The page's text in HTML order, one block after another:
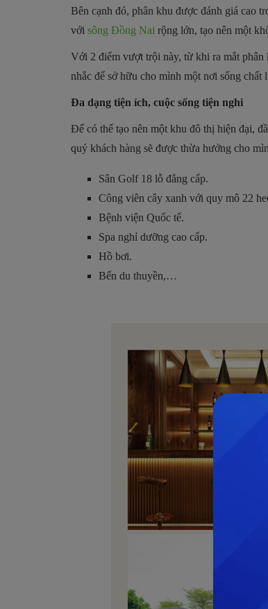
Bên cạnh đó, phân khu được đánh giá cao
với sông Đồng Nai rộng lớn, tạo nên một
Với 2 điểm vượt trội này, từ khi ra mắt phân
nhắc để sở hữu cho mình một nơi sống chất
Đa dạng tiện ích, cuộc sống tiện nghi
Để có thể tạo nên một khu đô thị hiện đại,
quý khách hàng sẽ được thừa hưởng cho
Sân Golf 18 lỗ đẳng cấp.
Công viên cây xanh với quy mô 22
Bệnh viện Quốc tế.
Spa nghỉ dưỡng cao cấp.
Hồ bơi.
Bến du thuyền,…